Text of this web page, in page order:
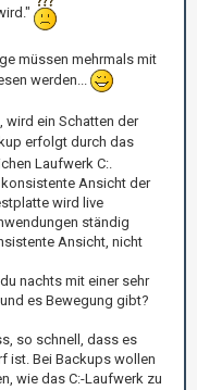
müssen mehrmals mit
werden...
wird ein Schatten der
erfolgt durch das
Laufwerk C:.
Ansicht der
wird live
ständig
Ansicht, nicht
nachts mit einer sehr
es Bewegung gibt?
so schnell, dass es
ist. Bei Backups wollen
wie das C:-Laufwerk zu